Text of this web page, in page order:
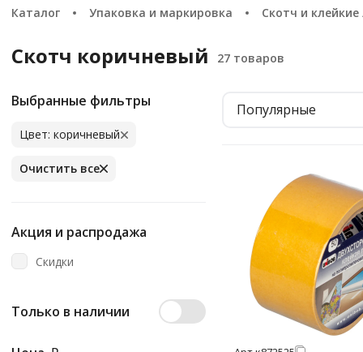
Каталог Упаковка и маркировка Скотч и
Скотч коричневый
Выбранные фильтры
Цвет: коричневый
Очистить все
Акция и распродажа
Скидки
Только в наличии
Популярные